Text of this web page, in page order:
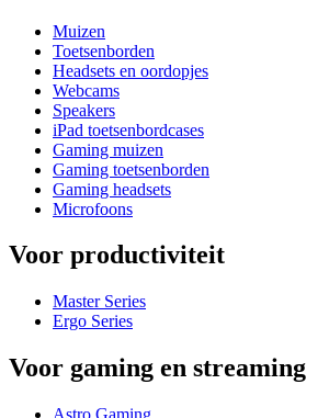
Muizen
Toetsenborden
Headsets en oordopjes
Webcams
Speakers
iPad toetsenbordcases
Gaming muizen
Gaming toetsenborden
Gaming headsets
Microfoons
Voor productiviteit
Master Series
Ergo Series
Voor gaming en streaming